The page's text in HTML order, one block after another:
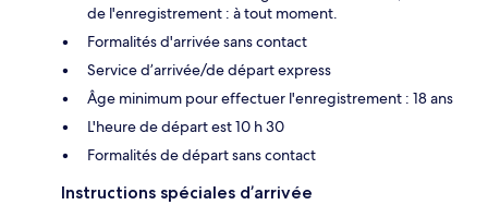
de l'enregistrement : à tout moment.
Formalités d'arrivée sans contact
Service d’arrivée/de départ express
Âge minimum pour effectuer l'enregistrement : 18 ans
L'heure de départ est 10 h 30
Formalités de départ sans contact
Instructions spéciales d’arrivée